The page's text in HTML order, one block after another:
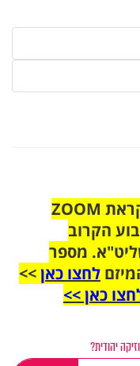
הצטרפו לקבוצת הוואטסאפ לקראת ZOOM
הקרוב
מספר
לחצו כאן>>
כאן >>
יהודית?